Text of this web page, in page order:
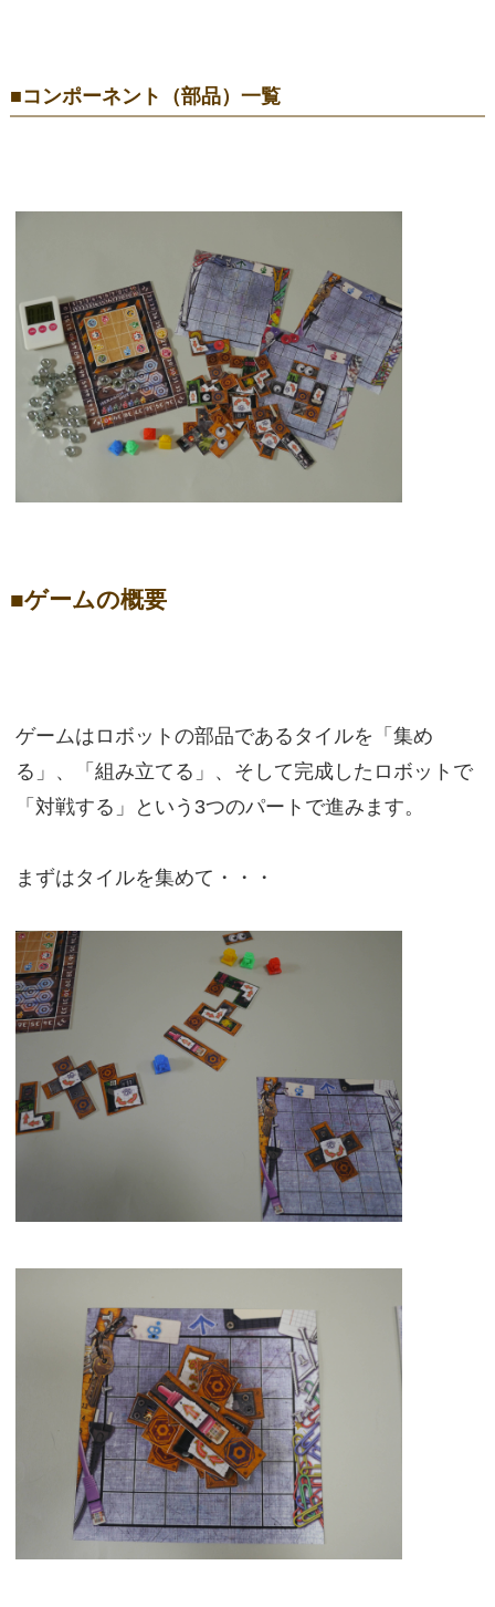
■コンポーネント（部品）一覧
■ゲームの概要
ゲームはロボットの部品であるタイルを「集め
る」、「組み立てる」、そして完成したロボットで
「対戦する」という3つのパートで進みます。
まずはタイルを集めて・・・